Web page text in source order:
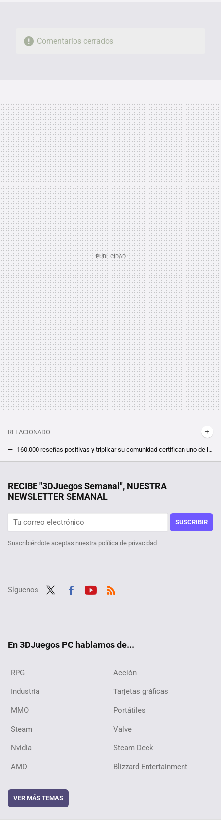
Comentarios cerrados
RELACIONADO
160.000 reseñas positivas y triplicar su comunidad certifican uno de los mejores estrenos de 2024. En Steam, la versión 1.0 de Satisfactory triunfa
28 autoras para informarse y reflexionar sobre videojuegos
¿Un survival de mundo abierto en el que despliegas tus barcos como si fueran pokémons? Es una de las propuestas más alocadas pero bien recibidas de Steam ahora mismo
RECIBE "3DJuegos Semanal", NUESTRA
NEWSLETTER SEMANAL
SUSCRIBIR
Suscribiéndote aceptas nuestra política de privacidad
Síguenos
En 3DJuegos PC hablamos de...
RPG Acción
Industria Tarjetas gráficas
MMO Portátiles
Steam Valve
Nvidia Steam Deck
AMD Blizzard Entertainment
VER MÁS TEMAS